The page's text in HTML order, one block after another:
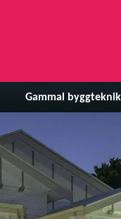
Gammal byggteknik